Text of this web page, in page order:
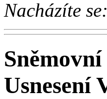
Nacházíte se:
Usnesení